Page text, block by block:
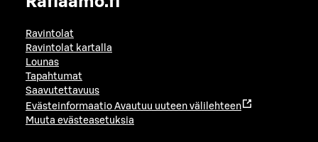
Ravintolat
Ravintolat kartalla
Lounas
Tapahtumat
Saavutettavuus
Evästeinformaatio Avautuu uuteen välilehteen
Muuta evästeasetuksia